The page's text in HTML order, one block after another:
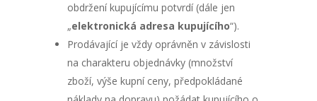
obdržení kupujícímu potvrdí (dále jen
„elektronická adresa kupujícího“).
Prodávající je vždy oprávněn v závislosti
na charakteru objednávky (množství
zboží, výše kupní ceny, předpokládané